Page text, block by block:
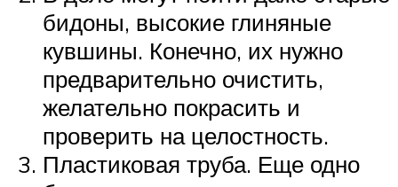
бидоны, высокие глиняные
кувшины. Конечно, их нужно
предварительно очистить,
желательно покрасить и
проверить на целостность.
Пластиковая труба. Еще одно